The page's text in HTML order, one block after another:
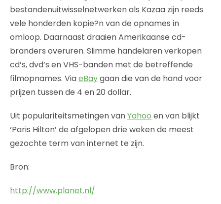
bestandenuitwisselnetwerken als Kazaa zijn reeds
vele honderden kopie?n van de opnames in
omloop. Daarnaast draaien Amerikaanse cd-
branders overuren. Slimme handelaren verkopen
cd’s, dvd’s en VHS-banden met de betreffende
filmopnames. ViaeBaygaan die van de hand voor
prijzen tussen de 4 en 20 dollar.
Uit populariteitsmetingen vanYahoo en van blijkt
‘Paris Hilton’ de afgelopen drie weken de meest
gezochte term van internet te zijn.
Bron:
http://www.planet.nl/